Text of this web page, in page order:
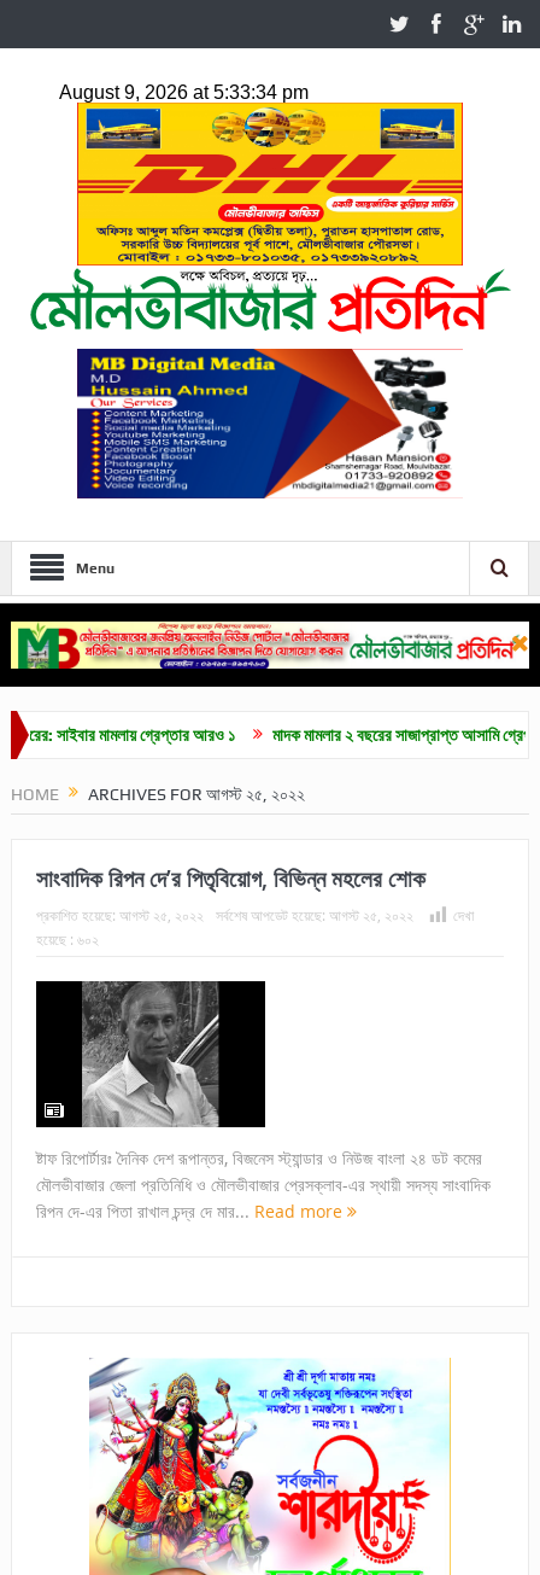
Menu
সাইবার মামলায় গ্রেপ্তার আরও ১ মাদক মামলার ২ বছরের সাজাপ্রাপ্ত আসামি গ্রেপ্তার
HOME ARCHIVES FOR আগস্ট ২৫, ২০২২
সাংবাদিক রিপন দে’র পিতৃবিয়োগ, বিভিন্ন মহলের শোক
প্রকাশিত হয়েছে: আগস্ট ২৫, ২০২২ সর্বশেষ আপডেট হয়েছে: আগস্ট ২৫, ২০২২
দেখা
হয়েছে : ৬০২
ষ্টাফ রিপোর্টারঃ দৈনিক দেশ রূপান্তর, বিজনেস স্ট্যান্ডার ও নিউজ বাংলা ২৪ ডট কমের
মৌলভীবাজার জেলা প্রতিনিধি ও মৌলভীবাজার প্রেসক্লাব-এর স্থায়ী সদস্য সাংবাদিক
রিপন দে-এর পিতা রাখাল চন্দ্র দে মার... Read more